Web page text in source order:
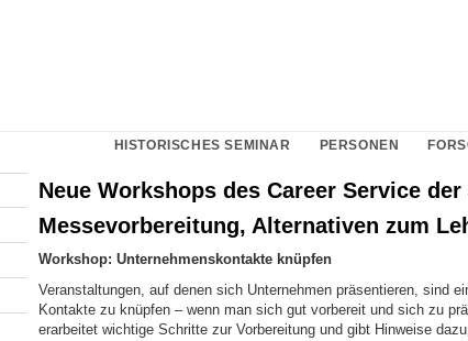
HISTORISCHES SEMINAR PERSONEN
Neue Workshops des Career Service der
Messevorbereitung, Alternativen zum
Workshop: Unternehmenskontakte knüpfen
Veranstaltungen, auf denen sich Unternehmen präsentieren, sind
Kontakte zu knüpfen – wenn man sich gut vorbereit und sich zu
erarbeitet wichtige Schritte zur Vorbereitung und gibt Hinweise